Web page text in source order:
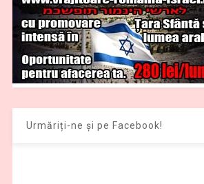
Urmăriți-ne și pe Facebook!